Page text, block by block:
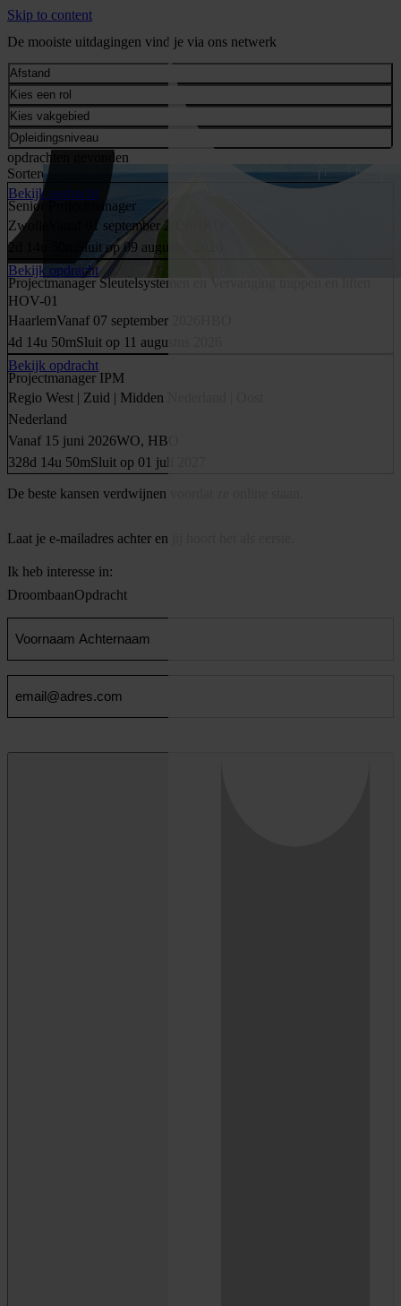
Skip to content
De mooiste uitdagingen vind je via ons netwerk
Afstand
Kies een rol
Kies vakgebied
Opleidingsniveau
opdrachten gevonden
Sorteren:
Senior Projectmanager
Zwolle
Vanaf 01 september 2026
2d 14u 50m
Sluit op 09 augustus 2026
Bekijk opdracht
Projectmanager Sleutelsystemen en Vervanging trappen en liften
HOV-01
HaarlemVanaf 07 september 2026
4d 14u 50mSluit op 11 augustus 2026
Bekijk opdracht
Projectmanager IPM
Regio West | Zuid | Midden Nederland | Oost
Nederland
Vanaf 15 juni 2026WO, HBO
328d 14u 50mSluit op 01 juli 2027
Bekijk opdracht
De beste kansen verdwijnen voordat ze online staan.
Laat je e-mailadres achter en jij hoort het als eerste.
Ik heb interesse in:
DroombaanOpdracht
en
Achternaam
(Vereist)